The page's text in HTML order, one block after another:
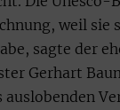
weil sie
sagte der
Gerhart